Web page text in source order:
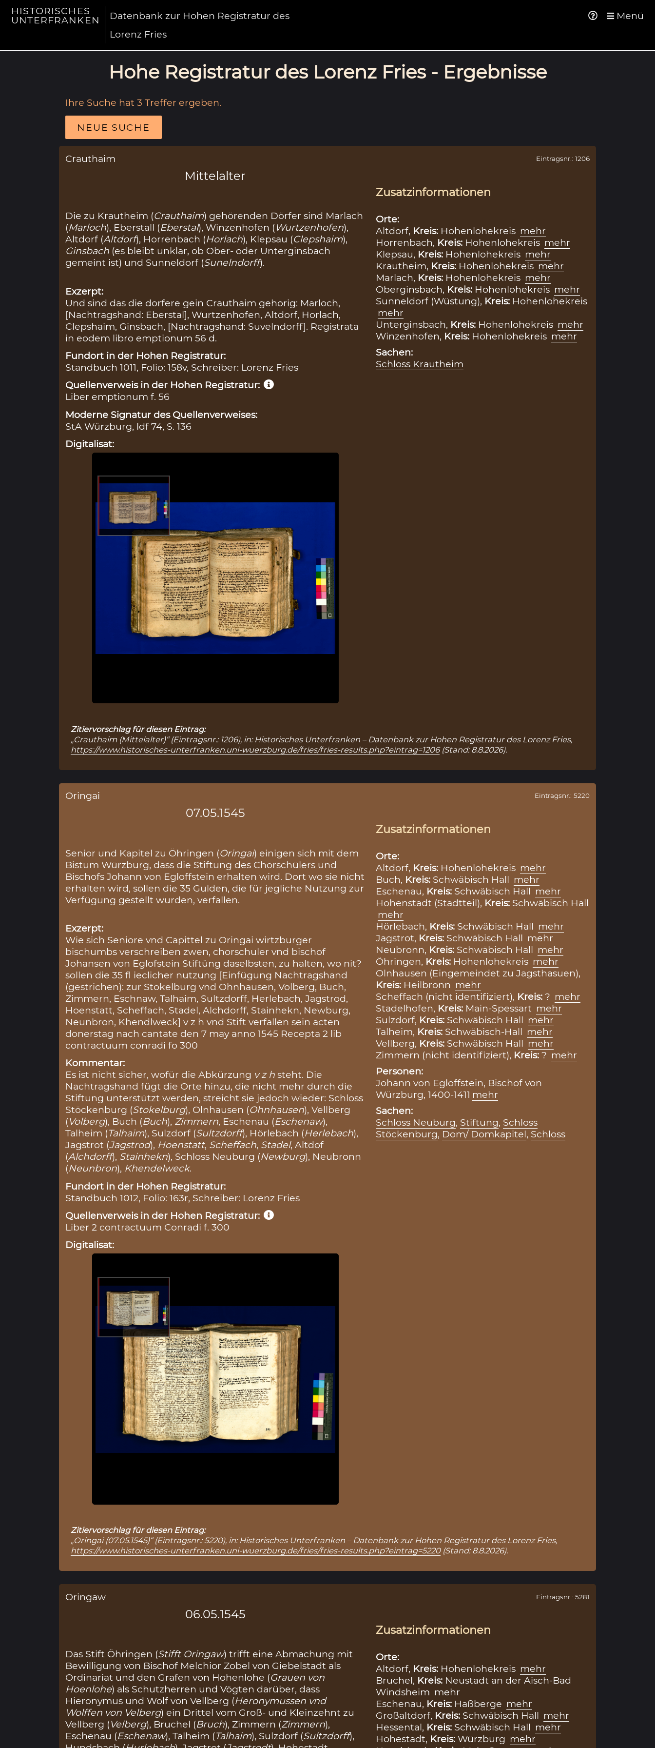
HISTORISCHES
UNTERFRANKEN
Datenbank zur Hohen Registratur des
Lorenz Fries
Menü
Hohe Registratur des Lorenz Fries - Ergebnisse
Ihre Suche hat 3 Treffer ergeben.
NEUE SUCHE
Crauthaim
Mittelalter
Die zu Krautheim (Crauthaim) gehörenden Dörfer sind Marlach
(Marloch), Eberstall (Eberstal), Winzenhofen (Wurtzenhofen),
Altdorf (Altdorf), Horrenbach (Horlach), Klepsau (Clepshaim),
Ginsbach (es bleibt unklar, ob Ober- oder Unterginsbach
gemeint ist) und Sunneldorf (Sunelndorff).
Exzerpt:
Und sind das die dorfere gein Crauthaim gehorig: Marloch,
[Nachtragshand: Eberstal], Wurtzenhofen, Altdorf, Horlach,
Clepshaim, Ginsbach, [Nachtragshand: Suvelndorff]. Registrata
in eodem libro emptionum 56 d.
Fundort in der Hohen Registratur:
Standbuch 1011, Folio: 158v, Schreiber: Lorenz Fries
Quellenverweis in der Hohen Registratur:
Liber emptionum f. 56
Moderne Signatur des Quellenverweises:
StA Würzburg, ldf 74, S. 136
Digitalisat:
Eintragsnr.: 1206
Zusatzinformationen
Orte:
Altdorf, Kreis: Hohenlohekreis mehr
Horrenbach, Kreis: Hohenlohekreis mehr
Klepsau, Kreis: Hohenlohekreis mehr
Krautheim, Kreis: Hohenlohekreis mehr
Marlach, Kreis: Hohenlohekreis mehr
Oberginsbach, Kreis: Hohenlohekreis mehr
Sunneldorf (Wüstung), Kreis: Hohenlohekreis
mehr
Unterginsbach, Kreis: Hohenlohekreis mehr
Winzenhofen, Kreis: Hohenlohekreis mehr
Sachen:
Schloss Krautheim
Zitiervorschlag für diesen Eintrag:
„Crauthaim (Mittelalter)“ (Eintragsnr.: 1206), in: Historisches Unterfranken – Datenbank zur Hohen Registratur des Lorenz Fries,
https://www.historisches-unterfranken.uni-wuerzburg.de/fries/fries-results.php?eintrag=1206(Stand: 8.8.2026).
Oringai
07.05.1545
Senior und Kapitel zu Öhringen (Oringai) einigen sich mit dem
Bistum Würzburg, dass die Stiftung des Chorschülers und
Bischofs Johann von Egloffstein erhalten wird. Dort wo sie nicht
erhalten wird, sollen die 35 Gulden, die für jegliche Nutzung zur
Verfügung gestellt wurden, verfallen.
Exzerpt:
Wie sich Seniore vnd Capittel zu Oringai wirtzburger
bischumbs verschreiben zwen, chorschuler vnd bischof
Johansen von Eglofstein Stiftüng daselbsten, zu halten, wo nit?
sollen die 35 fl ieclicher nutzung [Einfügung Nachtragshand
(gestrichen): zur Stokelburg vnd Ohnhausen, Volberg, Buch,
Zimmern, Eschnaw, Talhaim, Sultzdorff, Herlebach, Jagstrod,
Hoenstatt, Scheffach, Stadel, Alchdorff, Stainhekn, Newburg,
Neunbron, Khendlweck] v z h vnd Stift verfallen sein acten
donerstag nach cantate den 7 may anno 1545 Recepta 2 lib
contractuum conradi fo 300
Kommentar:
Es ist nicht sicher, wofür die Abkürzung v z h steht. Die
Nachtragshand fügt die Orte hinzu, die nicht mehr durch die
Stiftung unterstützt werden, streicht sie jedoch wieder: Schloss
Stöckenburg (Stokelburg), Olnhausen (Ohnhausen), Vellberg
(Volberg), Buch (Buch), Zimmern, Eschenau (Eschenaw),
Talheim (Talhaim), Sulzdorf (Sultzdorff), Hörlebach (Herlebach),
Jagstrot (Jagstrod), Hoenstatt, Scheffach, Stadel, Altdof
(Alchdorff), Stainhekn), Schloss Neuburg (Newburg), Neubronn
(Neunbron), Khendelweck.
Fundort in der Hohen Registratur:
Standbuch 1012, Folio: 163r, Schreiber: Lorenz Fries
Quellenverweis in der Hohen Registratur:
Liber 2 contractuum Conradi f. 300
Digitalisat:
Eintragsnr.: 5220
Zusatzinformationen
Orte:
Altdorf, Kreis: Hohenlohekreis mehr
Buch, Kreis: Schwäbisch Hall mehr
Eschenau, Kreis: Schwäbisch Hall mehr
Hohenstadt (Stadtteil), Kreis: Schwäbisch Hall
mehr
Hörlebach, Kreis: Schwäbisch Hall mehr
Jagstrot, Kreis: Schwäbisch Hall mehr
Neubronn, Kreis: Schwäbisch Hall mehr
Öhringen, Kreis: Hohenlohekreis mehr
Olnhausen (Eingemeindet zu Jagsthasuen),
Kreis: Heilbronn mehr
Scheffach (nicht identifiziert), Kreis: ? mehr
Stadelhofen, Kreis: Main-Spessart mehr
Sulzdorf, Kreis: Schwäbisch Hall mehr
Talheim, Kreis: Schwäbisch-Hall mehr
Vellberg, Kreis: Schwäbisch Hall mehr
Zimmern (nicht identifiziert), Kreis: ? mehr
Personen:
Johann von Egloffstein, Bischof von
Würzburg, 1400-1411 mehr
Sachen:
Schloss Neuburg, Stiftung, Schloss
Stöckenburg, Dom/ Domkapitel, Schloss
Zitiervorschlag für diesen Eintrag:
„Oringai (07.05.1545)“ (Eintragsnr.: 5220), in: Historisches Unterfranken – Datenbank zur Hohen Registratur des Lorenz Fries,
https://www.historisches-unterfranken.uni-wuerzburg.de/fries/fries-results.php?eintrag=5220(Stand: 8.8.2026).
Oringaw
06.05.1545
Das Stift Öhringen (Stifft Oringaw) trifft eine Abmachung mit
Bewilligung von Bischof Melchior Zobel von Giebelstadt als
Ordinariat und den Grafen von Hohenlohe (Grauen von
Hoenlohe) als Schutzherren und Vögten darüber, dass
Hieronymus und Wolf von Vellberg (Heronymussen vnd
Wolffen von Velberg) ein Drittel vom Groß- und Kleinzehnt zu
Vellberg (Velberg), Bruchel (Bruch), Zimmern (Zimmern),
Eschenau (Eschenaw), Talheim (Talhaim), Sulzdorf (Sultzdorff),
Eintragsnr.: 5281
Zusatzinformationen
Orte:
Altdorf, Kreis: Hohenlohekreis mehr
Bruchel, Kreis: Neustadt an der Aisch-Bad
Windsheim mehr
Eschenau, Kreis: Haßberge mehr
Großaltdorf, Kreis: Schwäbisch Hall mehr
Hessental, Kreis: Schwäbisch Hall mehr
Hohestadt, Kreis: Würzburg mehr